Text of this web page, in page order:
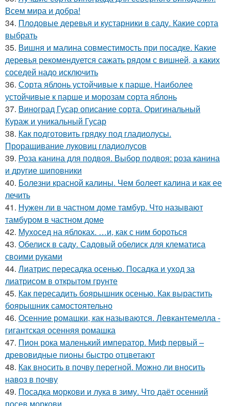
Всем мира и добра!
34. Плодовые деревья и кустарники в саду. Какие сорта
выбрать
35. Вишня и малина совместимость при посадке. Какие
деревья рекомендуется сажать рядом с вишней, а каких
соседей надо исключить
36. Сорта яблонь устойчивые к парше. Наиболее
устойчивые к парше и морозам сорта яблонь
37. Виноград Гусар описание сорта. Оригинальный
Кураж и уникальный Гусар
38. Как подготовить грядку под гладиолусы.
Проращивание луковиц гладиолусов
39. Роза канина для подвоя. Выбор подвоя: роза канина
и другие шиповники
40. Болезни красной калины. Чем болеет калина и как ее
лечить
41. Нужен ли в частном доме тамбур. Что называют
тамбуром в частном доме
42. Мухосед на яблоках. …и, как с ним бороться
43. Обелиск в саду. Садовый обелиск для клематиса
своими руками
44. Лиатрис пересадка осенью. Посадка и уход за
лиатрисом в открытом грунте
45. Как пересадить боярышник осенью. Как вырастить
боярышник самостоятельно
46. Осенние ромашки, как называются. Левкантемелла -
гигантская осенняя ромашка
47. Пион рока маленький император. Миф первый –
древовидные пионы быстро отцветают
48. Как вносить в почву перегной. Можно ли вносить
навоз в почву
49. Посадка моркови и лука в зиму. Что даёт осенний